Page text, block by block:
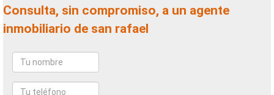
Consulta, sin compromiso, a un agente
inmobiliario de san rafael